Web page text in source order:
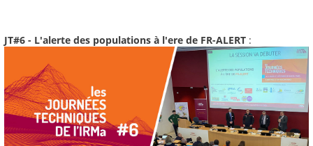
JT#6 - L'alerte des populations à l'ere de FR-ALERT :